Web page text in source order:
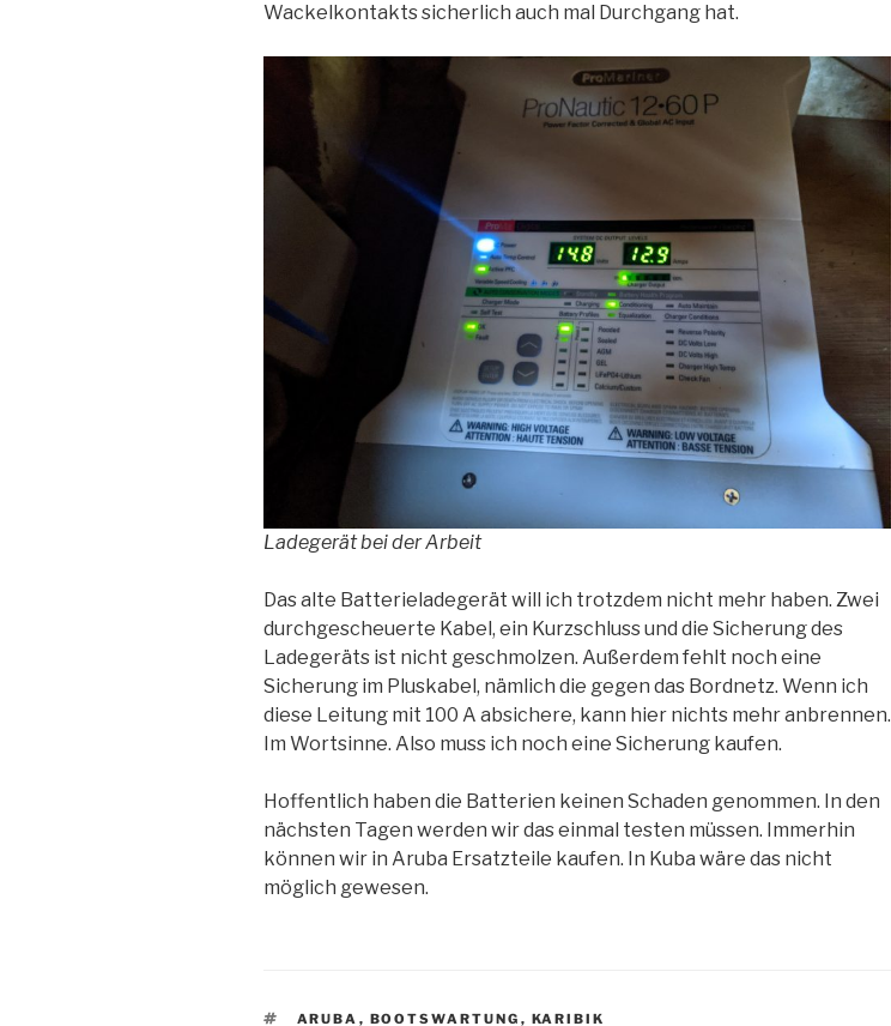
Wackelkontakts sicherlich auch mal Durchgang hat.
Ladegerät bei der Arbeit
Das alte Batterieladegerät will ich trotzdem nicht mehr haben. Zwei
durchgescheuerte Kabel, ein Kurzschluss und die Sicherung des
Ladegeräts ist nicht geschmolzen. Außerdem fehlt noch eine
Sicherung im Pluskabel, nämlich die gegen das Bordnetz. Wenn ich
diese Leitung mit 100 A absichere, kann hier nichts mehr anbrennen.
Im Wortsinne. Also muss ich noch eine Sicherung kaufen.
Hoffentlich haben die Batterien keinen Schaden genommen. In den
nächsten Tagen werden wir das einmal testen müssen. Immerhin
können wir in Aruba Ersatzteile kaufen. In Kuba wäre das nicht
möglich gewesen.
SCHLAGWÖRTER
ARUBA , BOOTSWARTUNG , KARIBIK